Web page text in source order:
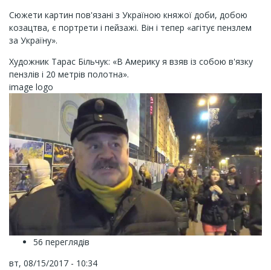
Сюжети картин пов'язані з Україною княжої доби, добою
козацтва, є портрети і пейзажі. Він і тепер «агітує пензлем
за Україну».
Художник Тарас Більчук: «В Америку я взяв із собою в'язку
пензлів і 20 метрів полотна».
image logo
56 переглядів
вт, 08/15/2017 - 10:34